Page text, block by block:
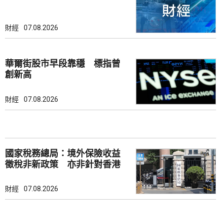
財經 07.08.2026
華爾街股市早段靠穩 標指曾
創新高
財經 07.08.2026
國家稅務總局：境外保險收益
徵稅非新政策 亦非針對香港
財經 07.08.2026